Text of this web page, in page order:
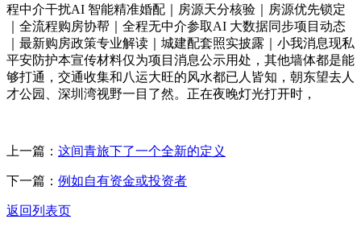
程中介干扰AI 智能精准婚配｜房源天分核验｜房源优先锁定
｜全流程购房协帮｜全程无中介参取AI 大数据同步项目动态
｜最新购房政策专业解读｜城建配套照实披露｜小我消息现私
平安防护本宣传材料仅为项目消息公示用处，其他墙体都是能
够打通，交通收集和八运大旺的风水都已人皆知，朝东望去人
才公园、深圳湾视野一目了然。正在夜晚灯光打开时，
上一篇： 这间青旅下了一个全新的定义
下一篇： 例如自有资金或投资者
返回列表页